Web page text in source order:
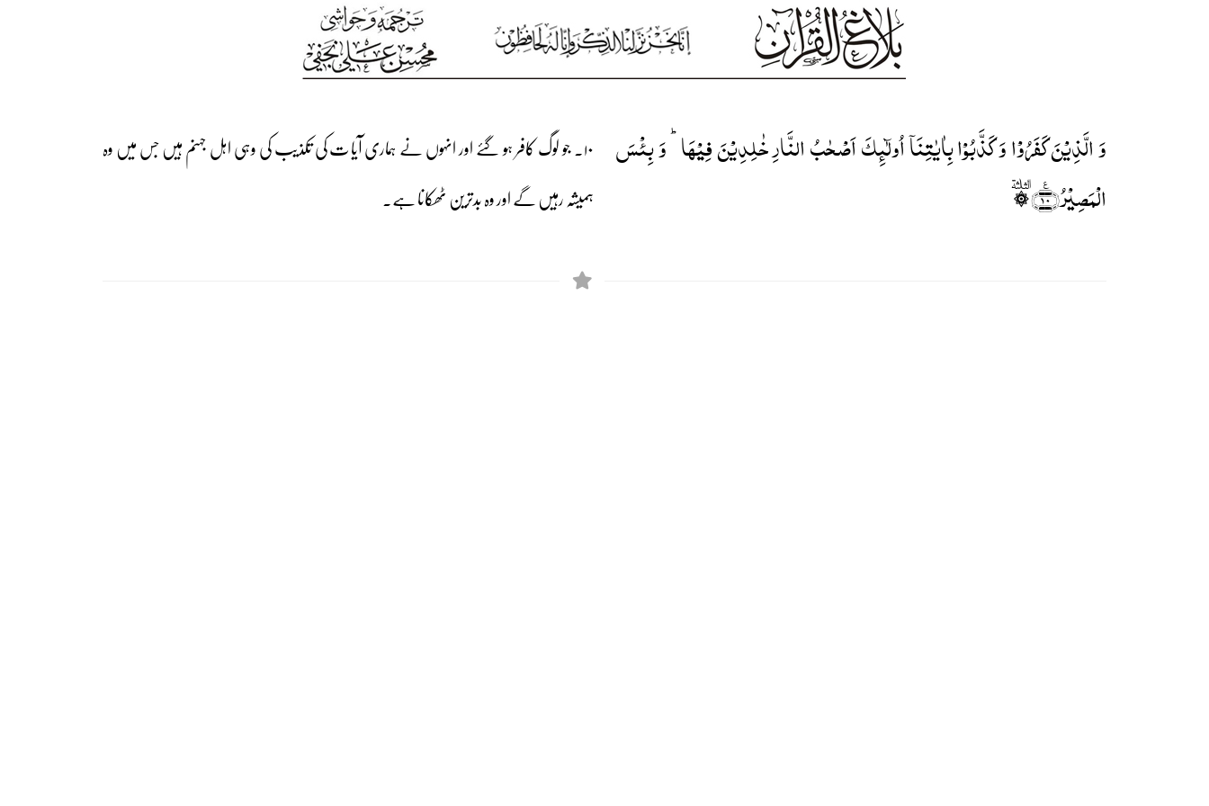
وَ الَّذِیۡنَ کَفَرُوۡا وَ کَذَّبُوۡا بِاٰیٰتِنَاۤ اُولٰٓئِکَ اَصۡحٰبُ النَّارِ خٰلِدِیۡنَ فِیۡہَا ؕ وَ بِئۡسَ
الۡمَصِیۡرُ﴿٪۱۰﴾ ۞ؓ
۱۰۔ جو لوگ کافر ہو گئے اور انہوں نے ہماری آیات کی تکذیب کی وہی اہل جہنم ہیں جس میں وہ
ہمیشہ رہیں گے اور وہ بدترین ٹھکانا ہے۔